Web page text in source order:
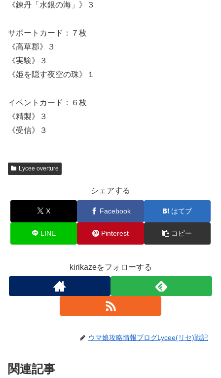
《錬丹「水銀の海」》３
サポートカード：７枚
《高草郡》３
《実験》３
《姫を隠す夜空の珠》１
イベントカード：６枚
《精製》３
《受信》３
Lycee overture
シェアする
X Facebook はてブ
LINE Pinterest コピー
kirikazeをフォローする
ウマ娘攻略情報ブログLycee(リセ)戦記
関連記事